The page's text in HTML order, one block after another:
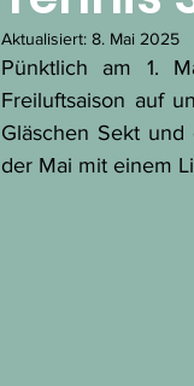
Aktualisiert: 8. Mai 2025
Pünktlich am 1.
Freiluftsaison auf
Gläschen Sekt
der Mai mit einem